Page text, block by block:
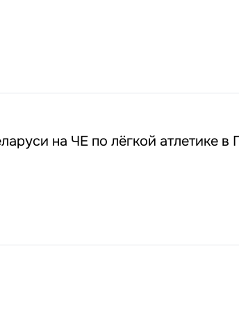
на ЧЕ по лёгкой атлетике в